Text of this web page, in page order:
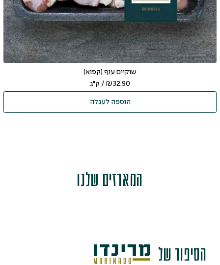
שוקיים עוף (קפוא)
₪32.90 / ק"ג
הוספה לעגלה
המארזים שלנו
הסיפור של